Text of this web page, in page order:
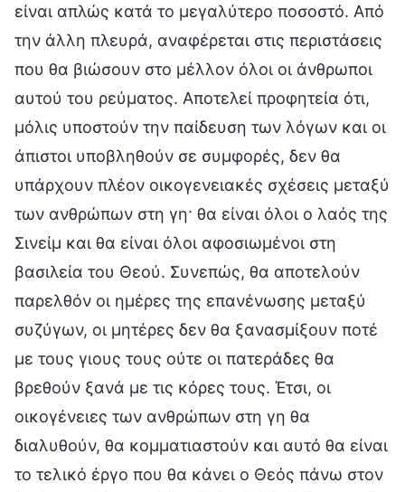
είναι απλώς κατά το μεγαλύτερο ποσοστό. Από
την άλλη πλευρά, αναφέρεται στις περιστάσεις
που θα βιώσουν στο μέλλον όλοι οι άνθρωποι
αυτού του ρεύματος. Αποτελεί προφητεία ότι,
μόλις υποστούν την παίδευση των λόγων και οι
άπιστοι υποβληθούν σε συμφορές, δεν θα
υπάρχουν πλέον οικογενειακές σχέσεις μεταξύ
των ανθρώπων στη γη· θα είναι όλοι ο λαός της
Σινείμ και θα είναι όλοι αφοσιωμένοι στη
βασιλεία του Θεού. Συνεπώς, θα αποτελούν
παρελθόν οι ημέρες της επανένωσης μεταξύ
συζύγων, οι μητέρες δεν θα ξανασμίξουν ποτέ
με τους γιους τους ούτε οι πατεράδες θα
βρεθούν ξανά με τις κόρες τους. Έτσι, οι
οικογένειες των ανθρώπων στη γη θα
διαλυθούν, θα κομματιαστούν και αυτό θα είναι
το τελικό έργο που θα κάνει ο Θεός πάνω στον